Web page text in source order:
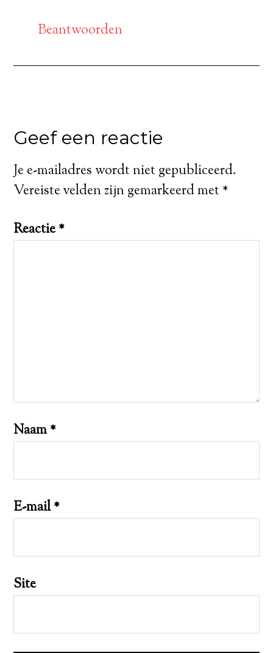
Beantwoorden
Geef een reactie
Je e-mailadres wordt niet gepubliceerd.
Vereiste velden zijn gemarkeerd met*
Reactie*
Naam*
E-mail*
Site